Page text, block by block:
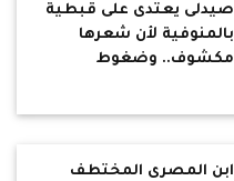
صيدلى يعتدى على قبطية
بالمنوفية لأن شعرها
مكشوف.. وضغوط
ابن المصرى المختطف